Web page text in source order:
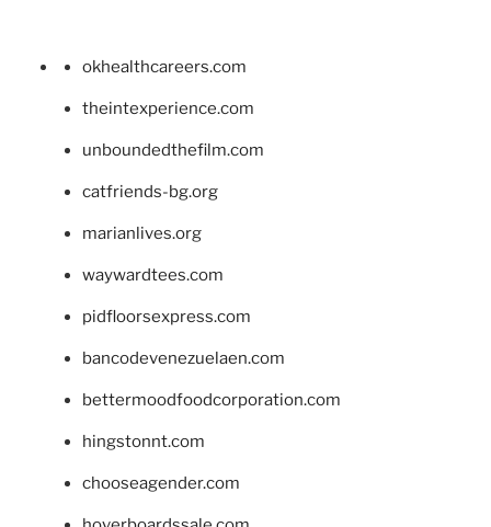
okhealthcareers.com
theintexperience.com
unboundedthefilm.com
catfriends-bg.org
marianlives.org
waywardtees.com
pidfloorsexpress.com
bancodevenezuelaen.com
bettermoodfoodcorporation.com
hingstonnt.com
chooseagender.com